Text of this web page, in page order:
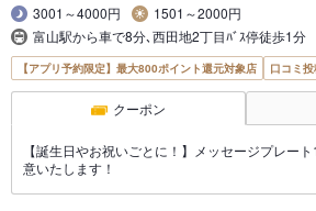
3001～4000円
1501～2000円
富山駅から車で8分､西田地2丁目ﾊﾞｽ停徒歩1分
【アプリ予約限定】最大800ポイント還元対象店 口コミ
クーポン
【誕生日やお祝いごとに！】メッセージプレー
意いたします！